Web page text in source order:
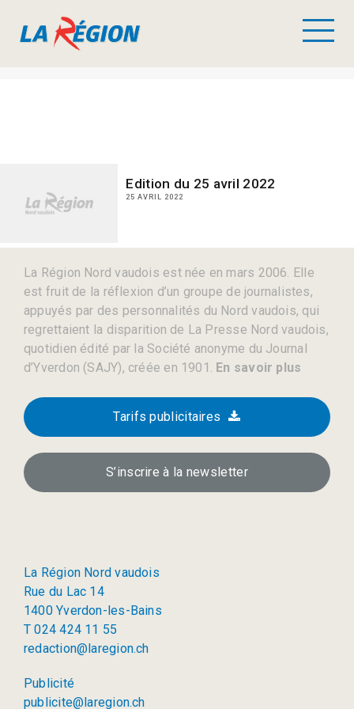
Edition du 25 avril 2022
25 AVRIL 2022
La Région Nord vaudois est née en mars 2006. Elle
est fruit de la réflexion d’un groupe de journalistes,
appuyés par des personnalités du Nord vaudois, qui
regrettaient la disparition de La Presse Nord vaudois,
quotidien édité par la Société anonyme du Journal
d’Yverdon (SAJY), créée en 1901. En savoir plus
Tarifs publicitaires
S’inscrire à la newsletter
La Région Nord vaudois
Rue du Lac 14
1400 Yverdon-les-Bains
T 024 424 11 55
redaction@laregion.ch
Publicité
publicite@laregion.ch